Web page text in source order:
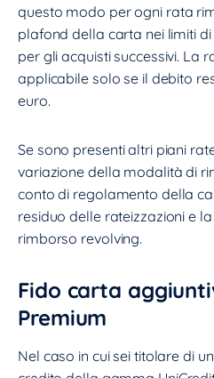
questo modo per ogni rata
plafond della carta nei limiti
per gli acquisti successivi. La
applicabile solo se il debito
euro.
Se sono presenti altri piani
variazione della modalità di
conto di regolamento della
residuo delle rateizzazioni e
rimborso revolving.
Fido carta
Premium
Nel caso in cui sei titolare di